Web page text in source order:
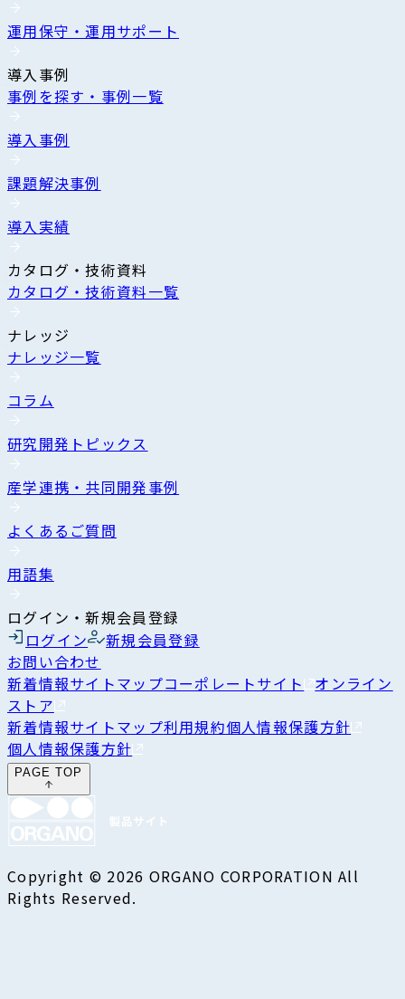
運用保守・運用サポート
導入事例
事例を探す・事例一覧
導入事例
課題解決事例
導入実績
カタログ・技術資料
カタログ・技術資料一覧
ナレッジ
ナレッジ一覧
コラム
研究開発トピックス
産学連携・共同開発事例
よくあるご質問
用語集
ログイン・新規会員登録
ログイン
新規会員登録
お問い合わせ
新着情報サイトマップコーポレートサイト オンライン
ストア
新着情報サイトマップ利用規約個人情報保護方針
個人情報保護方針
PAGE TOP
Copyright © 2026 ORGANO CORPORATION All
Rights Reserved.